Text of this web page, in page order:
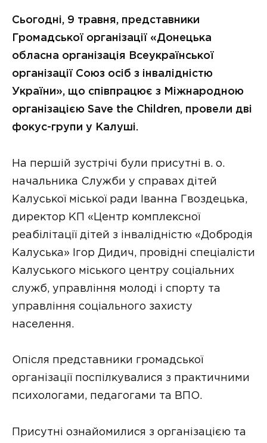
Сьогодні, 9 травня, представники
Громадської організації «Донецька
обласна організація Всеукраїнської
організації Союз осіб з інвалідністю
України», що співпрацює з Міжнародною
організацією Save the Children, провели дві
фокус-групи у Калуші.
На першій зустрічі були присутні в. о.
начальника Служби у справах дітей
Калуської міської ради Іванна Гвоздецька,
директор КП «Центр комплексної
реабілітації дітей з інвалідністю «Добродія
Калуська» Ігор Дидич, провідні спеціалісти
Калуського міського центру соціальних
служб, управління молоді і спорту та
управління соціального захисту
населення.
Опісля представники громадської
організації поспілкувалися з практичними
психологами, педагогами та ВПО.
Присутні ознайомилися з організацією та